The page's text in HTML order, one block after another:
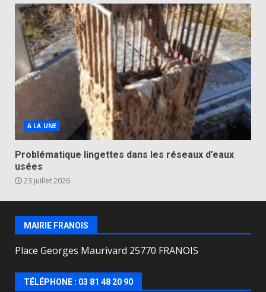
A LA UNE
Problématique lingettes dans les réseaux d’eaux
usées
23 juillet 2026
MAIRIE FRANOIS
Place Georges Maurivard 25770 FRANOIS
TÉLÉPHONE : 03 81 48 20 90